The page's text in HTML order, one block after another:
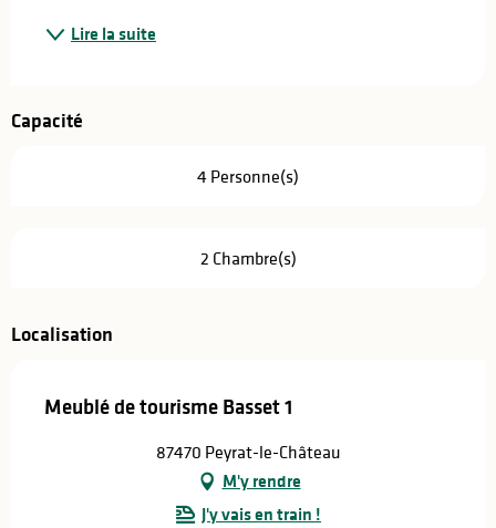
Lire la suite
Capacité
4 Personne(s)
2 Chambre(s)
Localisation
Meublé de tourisme Basset 1
87470 Peyrat-le-Château
M'y rendre
J'y vais en train !